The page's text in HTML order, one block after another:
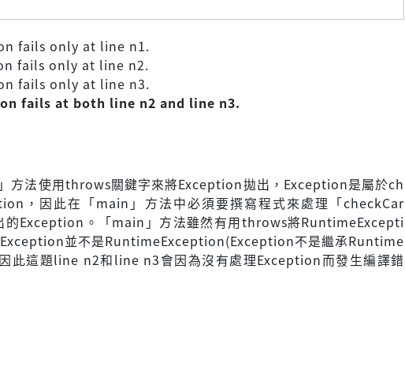
fails only at line n1.
fails only at line n2.
fails only at line n3.
fails at both line n2 and line n3.
方法使用throws關鍵字來將Exception拋出，Exception是屬於ch
，因此在「main」方法中必須要撰寫程式來處理「checkCar
的Exception。「main」方法雖然有用throws將RuntimeExcepti
並不是RuntimeException(Exception不是繼承Runtime
此這題line n2和line n3會因為沒有處理Exception而發生編譯錯